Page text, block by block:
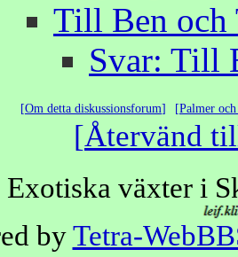
Till Ben och
Svar: Till
Om detta diskussionsforum Palmer
Återvänd
Exotiska växter i
byTetra-